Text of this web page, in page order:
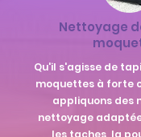
Nettoyage
Qu'il s'agisse de
moquettes à forte
appliquons des
nettoyage
les taches, la